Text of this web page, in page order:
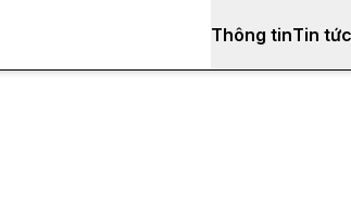
Thông tinTin tức